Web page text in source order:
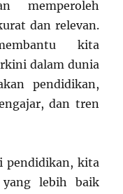
memperoleh
dan relevan.
kita
dalam dunia
pendidikan,
dan tren
pendidikan, kita
yang lebih baik